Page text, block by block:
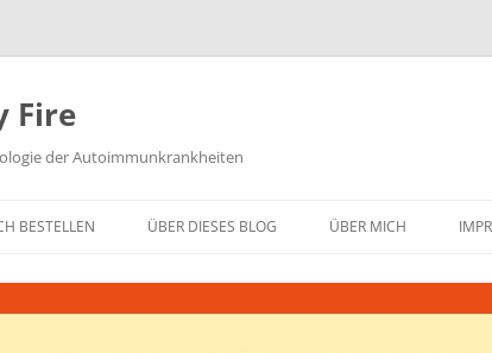
Fire
der Autoimmunkrankheiten
BESTELLEN ÜBER DIESES BLOG ÜBER MICH